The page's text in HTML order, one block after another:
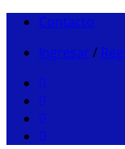
Contacto
Ingresar /